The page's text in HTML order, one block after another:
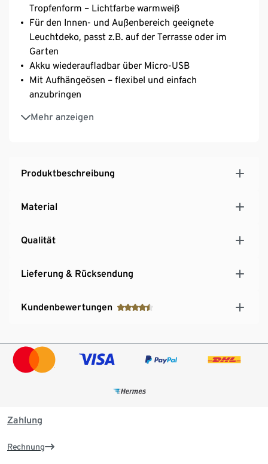
Tropfenform – Lichtfarbe warmweiß
Für den Innen- und Außenbereich geeignete
Leuchtdeko, passt z.B. auf der Terrasse oder im
Garten
Akku wiederaufladbar über Micro-USB
Mit Aufhängeösen – flexibel und einfach
anzubringen
Mehr anzeigen
Timerfunktion: automatisches Ausschalten nach 6
Stunden, Wiedereinschalten nach 18 Stunden
Produktbeschreibung
Material
Qualität
Lieferung & Rücksendung
Kundenbewertungen
Zahlung
Rechnung